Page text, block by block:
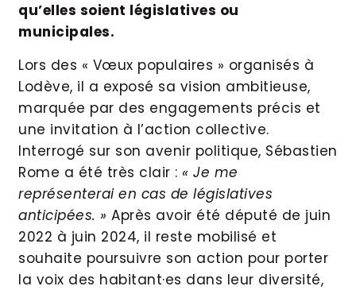
qu’elles soient législatives ou
municipales.
Lors des « Vœux populaires » organisés à
Lodève, il a exposé sa vision ambitieuse,
marquée par des engagements précis et
une invitation à l’action collective.
Interrogé sur son avenir politique, Sébastien
Rome a été très clair : « Je me
représenterai en cas de législatives
anticipées. » Après avoir été député de juin
2022 à juin 2024, il reste mobilisé et
souhaite poursuivre son action pour porter
la voix des habitant·es dans leur diversité,